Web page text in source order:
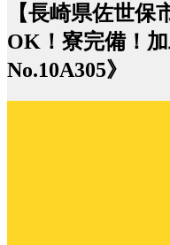
【長崎県佐世保
OK！寮完備！
No.10A305》